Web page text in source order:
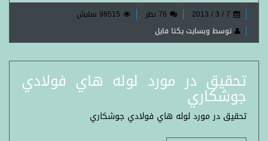
7 / 3 / 2013 76 نظر
98515 نمایش
توسط وبسایت یکتا فایل
تحقیق در مورد لوله هاي فولادي
جوشكاري
تحقیق در مورد لوله هاي فولادي جوشكاري